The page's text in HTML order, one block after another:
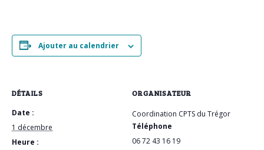
Ajouter au calendrier
DÉTAILS
Date :
1 décembre
Heure :
ORGANISATEUR
Coordination CPTS du Trégor
Téléphone
06 72 43 16 19